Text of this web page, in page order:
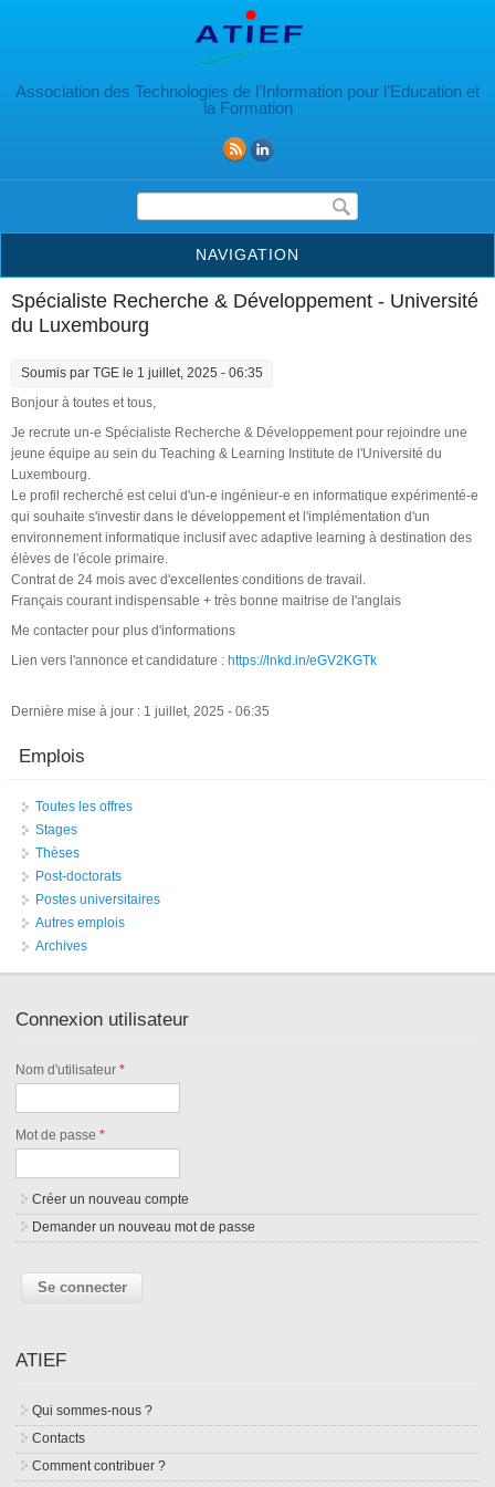
Association des Technologies de l’Information pour l’Education et
la Formation
Formulaire de recherche
NAVIGATION
Spécialiste Recherche & Développement - Université
du Luxembourg
Soumis par TGE le 1 juillet, 2025 - 06:35
Bonjour à toutes et tous,
Je recrute un-e Spécialiste Recherche & Développement pour rejoindre une
jeune équipe au sein du Teaching & Learning Institute de l'Université du
Luxembourg.
Le profil recherché est celui d'un-e ingénieur-e en informatique expérimenté-e
qui souhaite s'investir dans le développement et l'implémentation d'un
environnement informatique inclusif avec adaptive learning à destination des
élèves de l'école primaire.
Contrat de 24 mois avec d'excellentes conditions de travail.
Français courant indispensable + très bonne maitrise de l'anglais
Me contacter pour plus d'informations
Lien vers l'annonce et candidature : https://lnkd.in/eGV2KGTk
Dernière mise à jour : 1 juillet, 2025 - 06:35
Emplois
Toutes les offres
Stages
Thèses
Post-doctorats
Postes universitaires
Autres emplois
Archives
Connexion utilisateur
Nom d'utilisateur*
Mot de passe*
Créer un nouveau compte
Demander un nouveau mot de passe
ATIEF
Qui sommes-nous ?
Contacts
Comment contribuer ?